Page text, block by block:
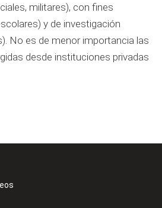
militares), con fines
y de investigación
No es de menor importancia las
desde instituciones privadas